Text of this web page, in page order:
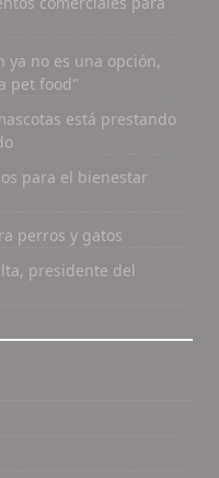
ya no es una opción,
pet food"
está prestando
para el bienestar
perros y gatos
presidente del